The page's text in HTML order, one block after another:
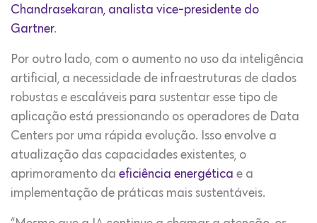
Chandrasekaran, analista vice-presidente do
Gartner.
Por outro lado, com o aumento no uso da inteligência
artificial, a necessidade de infraestruturas de dados
robustas e escaláveis para sustentar esse tipo de
aplicação está pressionando os operadores de Data
Centers por uma rápida evolução. Isso envolve a
atualização das capacidades existentes, o
aprimoramento da eficiência energética e a
implementação de práticas mais sustentáveis.